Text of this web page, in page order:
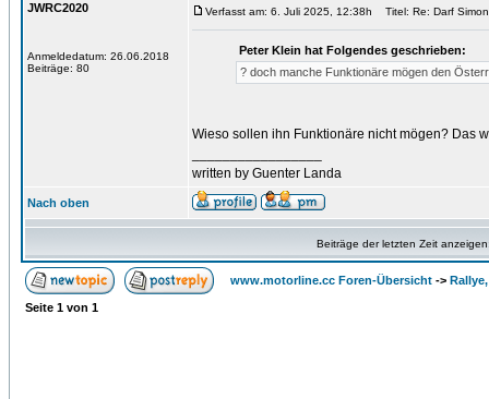
JWRC2020
Anmeldedatum: 26.06.2018
Beiträge: 80
Verfasst am: 6. Juli 2025, 12:38h Titel: Re: Darf
Peter Klein hat Folgendes geschrieben:
? doch manche Funktionäre mögen den
Wieso sollen ihn Funktionäre nicht mögen? Das
written by Guenter Landa
Nach oben
Beiträge der letzten Zeit
www.motorline.cc Foren-Übersicht ->
Seite 1 von 1